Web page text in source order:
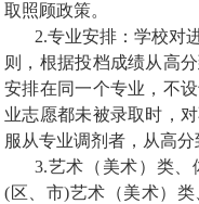
取照顾政策。
2.专业安排：学校对
则，根据投档成绩从高
安排在同一个专业，不
业志愿都未被录取时，
服从专业调剂者，从高分
3.艺术（美术）类、
(区、市)艺术（美术）